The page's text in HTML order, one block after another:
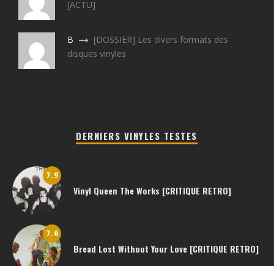
[ACTU]
B
[DOSSIER] Les divers formats des
disques vinyles
DERNIERS VINYLES TESTES
7.9
Vinyl Queen The Works [CRITIQUE RETRO]
7.6
Bread Lost Without Your Love [CRITIQUE RETRO]